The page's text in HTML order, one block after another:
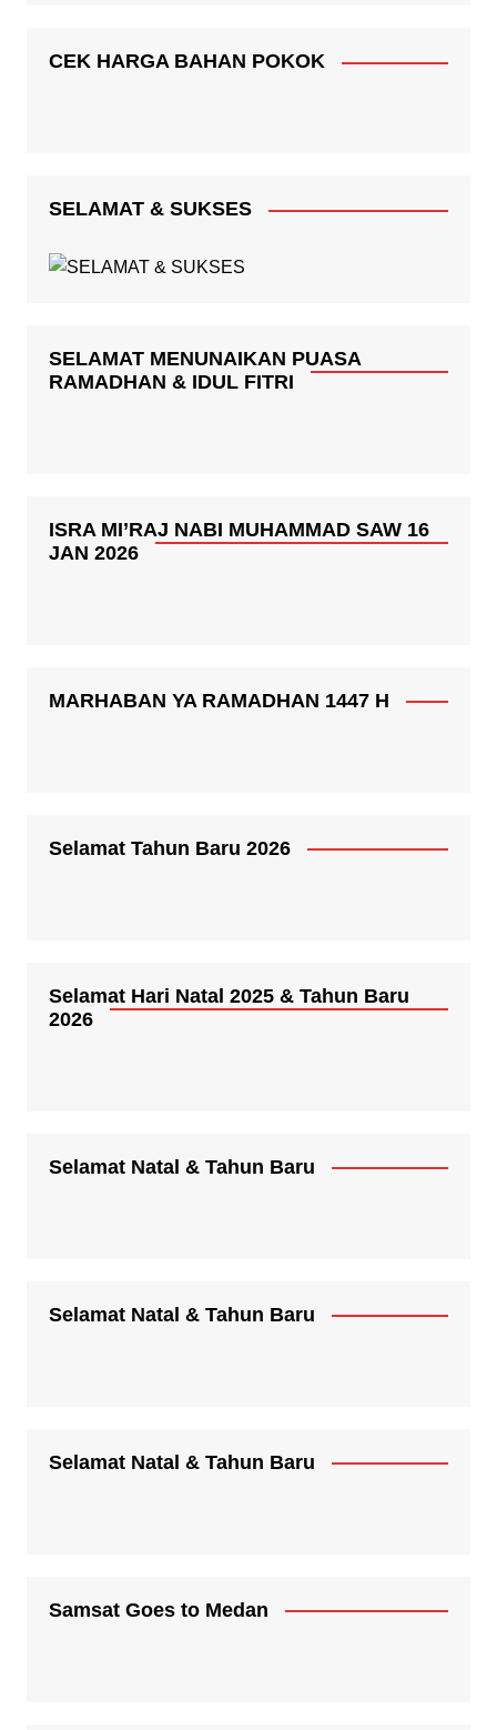
CEK HARGA BAHAN POKOK
SELAMAT & SUKSES
SELAMAT MENUNAIKAN PUASA
RAMADHAN & IDUL FITRI
ISRA MI’RAJ NABI MUHAMMAD SAW 16
JAN 2026
MARHABAN YA RAMADHAN 1447 H
Selamat Tahun Baru 2026
Selamat Hari Natal 2025 & Tahun Baru
2026
Selamat Natal & Tahun Baru
Selamat Natal & Tahun Baru
Selamat Natal & Tahun Baru
Samsat Goes to Medan